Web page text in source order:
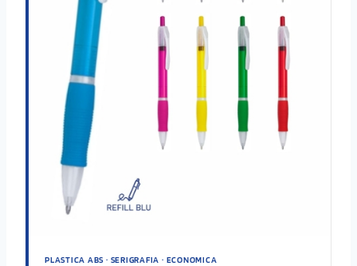
PLASTICA ABS · SERIGRAFIA · ECONOMICA